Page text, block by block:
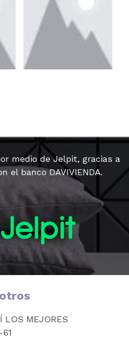
medio de Jelpit, gracias a
el banco DAVIVIENDA.
LOS MEJORES